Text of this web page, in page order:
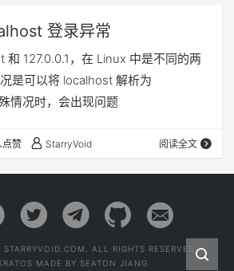
登录异常
和 127.0.0.1，在 Linux 中是不同的两
是可以将 localhost 解析为
情况时，会出现问题
点赞 StarryVoid 阅读全文
ALL RIGHTS RESERVED.
MADE BY SEATON JIANG